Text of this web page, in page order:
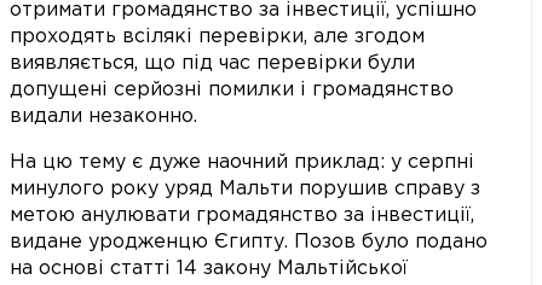
отримати громадянство за інвестиції, успішно
проходять всілякі перевірки, але згодом
виявляється, що під час перевірки були
допущені серйозні помилки і громадянство
видали незаконно.
На цю тему є дуже наочний приклад: у серпні
минулого року уряд Мальти порушив справу з
метою анулювати громадянство за інвестиції,
видане уродженцю Єгипту. Позов було подано
на основі статті 14 закону Мальтійської